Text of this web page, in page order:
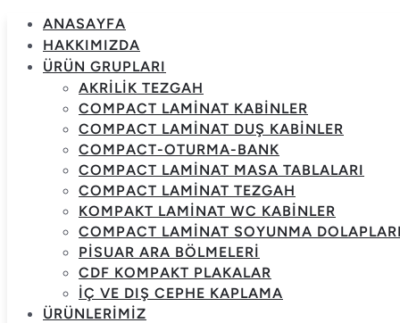
ANASAYFA
HAKKIMIZDA
ÜRÜN GRUPLARI
AKRILIK TEZGAH
COMPACT LAMINAT KABINLER
COMPACT LAMINAT DUŞ KABINLER
COMPACT-OTURMA-BANK
COMPACT LAMINAT MASA TABLALARI
COMPACT LAMINAT TEZGAH
KOMPAKT LAMINAT WC KABINLER
COMPACT LAMINAT SOYUNMA
PISUAR ARA BÖLMELERI
CDF KOMPAKT PLAKALAR
İÇ VE DIŞ CEPHE KAPLAMA
ÜRÜNLERIMIZ